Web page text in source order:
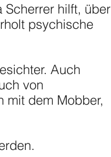
hilft, über
psychische
Auch
von
mit dem Mobber,